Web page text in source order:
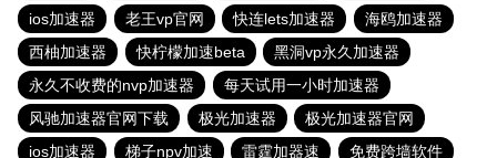
ios加速器
老王vp官网 快连lets加速器
海鸥加速器
西柚加速器
快柠檬加速beta
黑洞vp永久加速器
永久不收费的nvp加速器
每天试用一小时加速器
风驰加速器官网下载
极光加速器
极光加速器官网
ios加速器
梯子npv加速 雷霆加器速
免费跨墙软件